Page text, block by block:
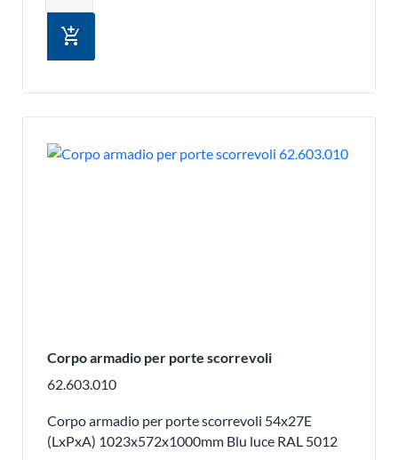
add_shopping_cart
Corpo armadio per porte scorrevoli
62.603.010
Corpo armadio per porte scorrevoli 54x27E
(LxPxA) 1023x572x1000mm Blu luce RAL 5012